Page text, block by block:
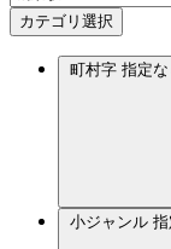
カテゴリ選択
町村字 指定な
小ジャンル 指